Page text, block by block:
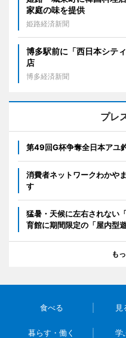
家庭の味を提供
姫路経済新聞
博多駅前に「西日本シテ
店
博多経済新聞
プレ
第49回G杯争奪全日本アユ
消費者ネットワークわかや
す
猛暑・天候に左右されない
育館に期間限定の「屋内型
も
食べる 見
暮らす・働く 学